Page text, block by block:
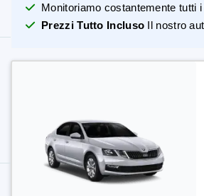
Monitoriamo costantemente tutti
Prezzi Tutto Incluso Il nostro